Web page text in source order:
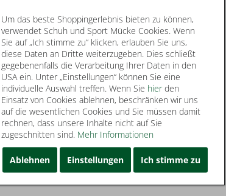
Um das beste Shoppingerlebnis bieten zu können,
verwendet Schuh und Sport Mücke Cookies. Wenn
Sie auf „Ich stimme zu“ klicken, erlauben Sie uns,
diese Daten an Dritte weiterzugeben. Dies schließt
gegebenenfalls die Verarbeitung Ihrer Daten in den
USA ein. Unter „Einstellungen“ können Sie eine
individuelle Auswahl treffen. Wenn Sie hierden
Einsatz von Cookies ablehnen, beschränken wir uns
auf die wesentlichen Cookies und Sie müssen damit
rechnen, dass unsere Inhalte nicht auf Sie
zugeschnitten sind. Mehr Informationen
Ablehnen Einstellungen Ich stimme zu